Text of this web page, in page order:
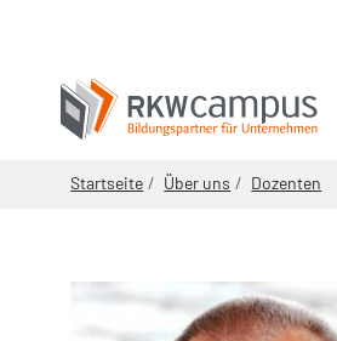
Startseite Über uns Dozenten